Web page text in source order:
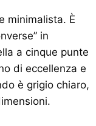
minimalista. È
in
a cinque punte
di eccellenza e
è grigio chiaro,